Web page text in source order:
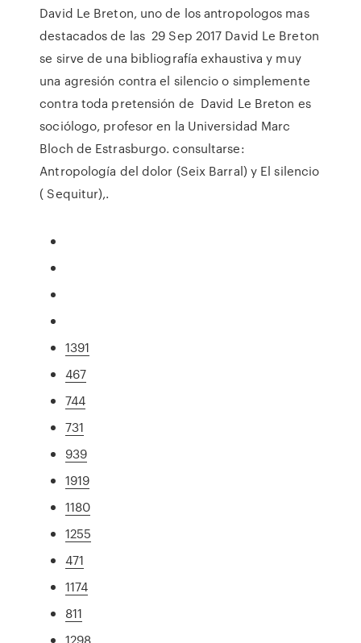
David Le Breton, uno de los antropologos mas
destacados de las 29 Sep 2017 David Le Breton
se sirve de una bibliografía exhaustiva y muy
una agresión contra el silencio o simplemente
contra toda pretensión de David Le Breton es
sociólogo, profesor en la Universidad Marc
Bloch de Estrasburgo. consultarse:
Antropología del dolor (Seix Barral) y El silencio
( Sequitur),.
1391
467
744
731
939
1919
1180
1255
471
1174
811
1298